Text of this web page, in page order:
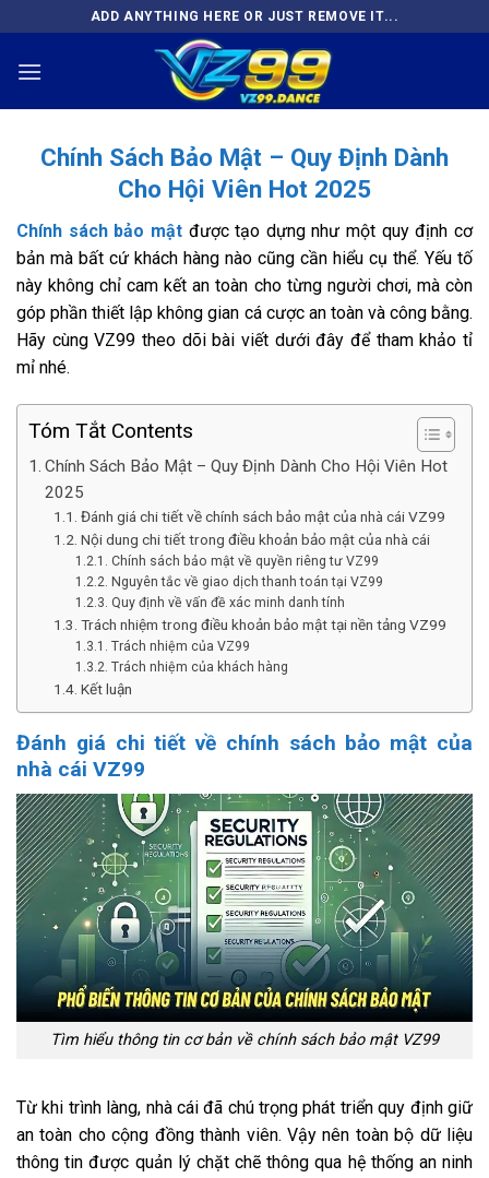
nội
ADD ANYTHING HERE OR JUST REMOVE IT...
Chính Sách Bảo Mật – Quy Định Dành
Cho Hội Viên Hot 2025
Chính sách bảo mật được tạo dựng như một quy định cơ
bản mà bất cứ khách hàng nào cũng cần hiểu cụ thể. Yếu tố
này không chỉ cam kết an toàn cho từng người chơi, mà còn
góp phần thiết lập không gian cá cược an toàn và công bằng.
Hãy cùng VZ99 theo dõi bài viết dưới đây để tham khảo tỉ
mỉ nhé.
Tóm Tắt Contents
Chính Sách Bảo Mật – Quy Định Dành Cho Hội Viên Hot
2025
Đánh giá chi tiết về chính sách bảo mật của nhà cái VZ99
Nội dung chi tiết trong điều khoản bảo mật của nhà cái
Chính sách bảo mật về quyền riêng tư VZ99
Nguyên tắc về giao dịch thanh toán tại VZ99
Quy định về vấn đề xác minh danh tính
Trách nhiệm trong điều khoản bảo mật tại nền tảng VZ99
Trách nhiệm của VZ99
Trách nhiệm của khách hàng
Kết luận
Đánh giá chi tiết về chính sách bảo mật của
nhà cái VZ99
Tìm hiểu thông tin cơ bản về chính sách bảo mật VZ99
Từ khi trình làng, nhà cái đã chú trọng phát triển quy định giữ
an toàn cho cộng đồng thành viên. Vậy nên toàn bộ dữ liệu
thông tin được quản lý chặt chẽ thông qua hệ thống an ninh